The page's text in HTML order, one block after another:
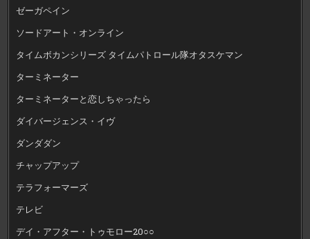
ゼーガペイン
ソードアート・オンライン
タイムボカンシリーズ タイムパトロール隊オタスケマン
ターミネーター
ターミネーターと恋しちゃったら
ダイバージェンス・イヴ
ダンダダン
チャップアップ
テラフォーマーズ
テレビ
デイ・アフター・トゥモロー20○○